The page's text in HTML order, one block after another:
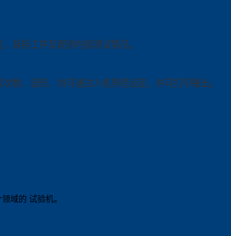
装拆工件及观测内部测试情况。
数、波形、均可通过人机界而设定，并可打印输出。
域的 试验机。